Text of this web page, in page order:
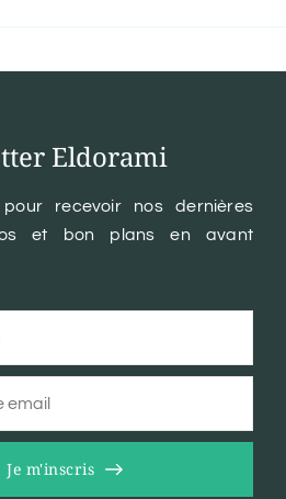
Eldorami
pour recevoir nos dernières
et bon plans en avant
Je m'inscris